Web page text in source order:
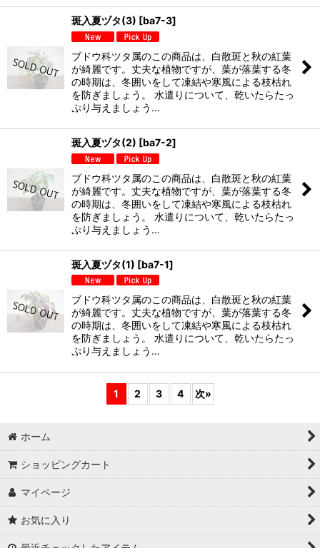
斑入夏ヅタ(3) [ba7-3]
ブドウ科ツタ属のこの商品は、白散斑と秋の紅葉
が綺麗です。丈夫な植物ですが、葉が落葉する冬
の時期は、冬囲いをして凍結や寒風による枝枯れ
を防ぎましょう。 水遣りについて、乾いたらたっ
ぷり与えましょう…
斑入夏ヅタ(2) [ba7-2]
ブドウ科ツタ属のこの商品は、白散斑と秋の紅葉
が綺麗です。丈夫な植物ですが、葉が落葉する冬
の時期は、冬囲いをして凍結や寒風による枝枯れ
を防ぎましょう。 水遣りについて、乾いたらたっ
ぷり与えましょう…
斑入夏ヅタ(1) [ba7-1]
ブドウ科ツタ属のこの商品は、白散斑と秋の紅葉
が綺麗です。丈夫な植物ですが、葉が落葉する冬
の時期は、冬囲いをして凍結や寒風による枝枯れ
を防ぎましょう。 水遣りについて、乾いたらたっ
ぷり与えましょう…
1 2 3 4 次»
ホーム
ショッピングカート
マイページ
お気に入り